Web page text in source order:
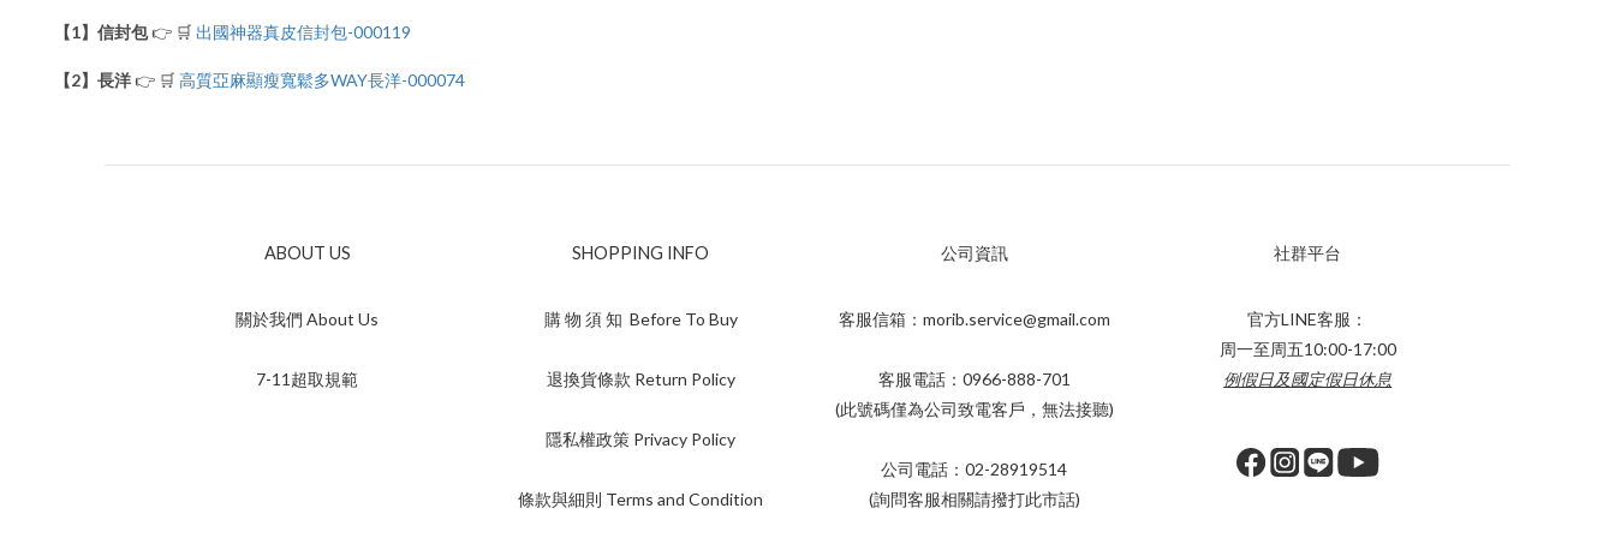
【1】信封包👉 🛒 出國神器真皮信封包-000119
【2】長洋👉 🛒 高質亞麻顯瘦寬鬆多WAY長洋-000074
ABOUT US
關於我們 About Us
7-11超取規範
SHOPPING INFO
購 物 須 知 Before To Buy
退換貨條款 Return Policy
隱私權政策 Privacy Policy
條款與細則 Terms and Condition
公司資訊
客服信箱：morib.service@gmail.com
客服電話：0966-888-701
(此號碼僅為公司致電客戶，無法接聽)
公司電話：02-28919514
(詢問客服相關請撥打此市話)
社群平台
官方LINE客服：
周一至周五10:00-17:00
例假日及國定假日休息